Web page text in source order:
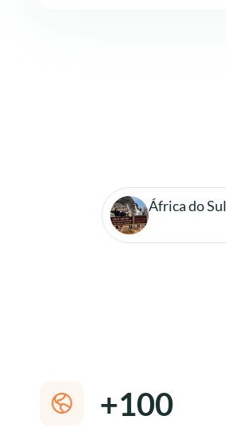
África do Sul
+100